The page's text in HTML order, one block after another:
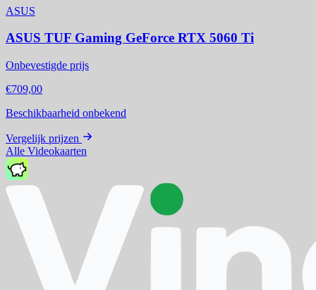
ASUS
ASUS TUF Gaming GeForce RTX 5060 Ti
Onbevestigde prijs
€709,00
Beschikbaarheid onbekend
Vergelijk prijzen
Alle Videokaarten